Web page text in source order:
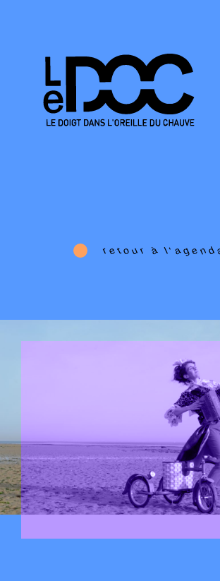
r eto u r à l' age n d